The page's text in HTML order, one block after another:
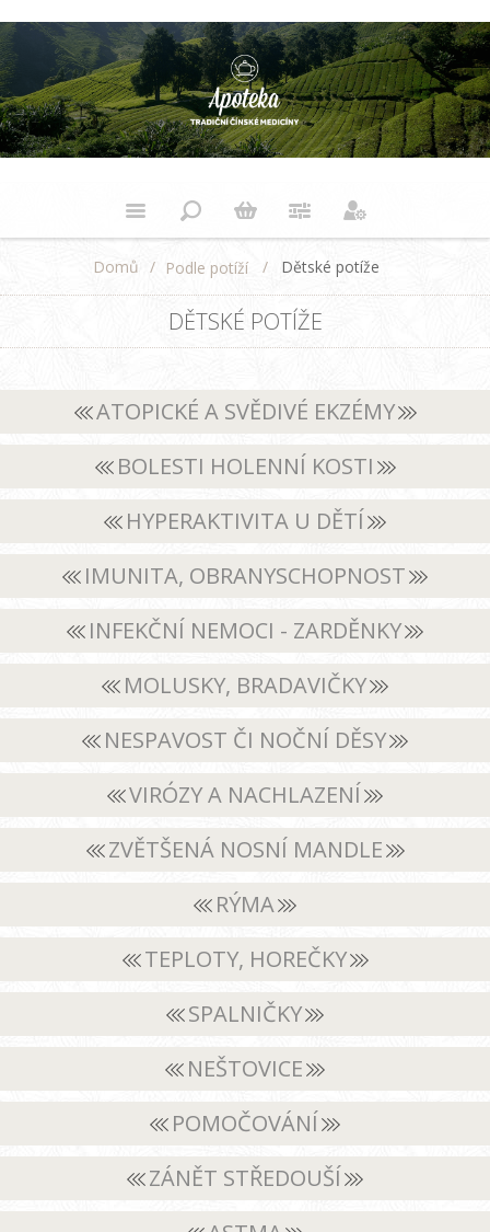
Domů / Podle potíží / Dětské potíže
DĚTSKÉ POTÍŽE
ATOPICKÉ A SVĚDIVÉ EKZÉMY
BOLESTI HOLENNÍ KOSTI
HYPERAKTIVITA U DĚTÍ
IMUNITA, OBRANYSCHOPNOST
INFEKČNÍ NEMOCI - ZARDĚNKY
MOLUSKY, BRADAVIČKY
NESPAVOST ČI NOČNÍ DĚSY
VIRÓZY A NACHLAZENÍ
ZVĚTŠENÁ NOSNÍ MANDLE
RÝMA
TEPLOTY, HOREČKY
SPALNIČKY
NEŠTOVICE
POMOČOVÁNÍ
ZÁNĚT STŘEDOUŠÍ